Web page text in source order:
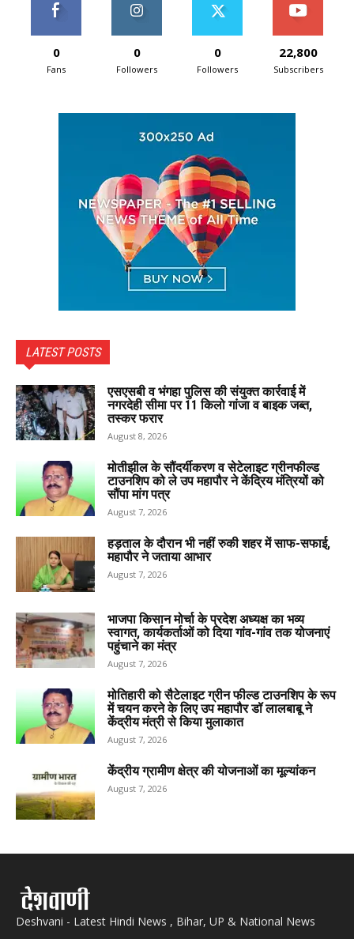
0
Fans
0
Followers
0
Followers
22,800
Subscribers
LATEST POSTS
एसएसबी व भंगहा पुलिस की संयुक्त कार्रवाई में
नगरदेही सीमा पर 11 किलो गांजा व बाइक जब्त,
तस्कर फरार
August 8, 2026
मोतीझील के सौंदर्यीकरण व सेटेलाइट ग्रीनफील्ड
टाउनशिप को ले उप महापौर ने केंद्रिय मंत्रियों को
सौंपा मांग पत्र
August 7, 2026
हड़ताल के दौरान भी नहीं रुकी शहर में साफ-सफाई,
महापौर ने जताया आभार
August 7, 2026
भाजपा किसान मोर्चा के प्रदेश अध्यक्ष का भव्य
स्वागत, कार्यकर्ताओं को दिया गांव-गांव तक योजनाएं
पहुंचाने का मंत्र
August 7, 2026
मोतिहारी को सैटेलाइट ग्रीन फील्ड टाउनशिप के रूप
में चयन करने के लिए उप महापौर डॉ लालबाबू ने
केंद्रीय मंत्री से किया मुलाकात
August 7, 2026
केंद्रीय ग्रामीण क्षेत्र की योजनाओं का मूल्यांकन
August 7, 2026
Deshvani - Latest Hindi News , Bihar, UP & National News